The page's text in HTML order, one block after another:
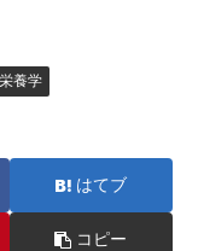
養学
はてブ
コピー